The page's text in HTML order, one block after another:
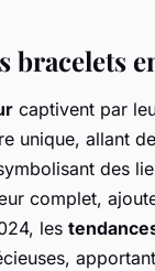
bracelets
captivent par
unique, allant
des
complet,
les